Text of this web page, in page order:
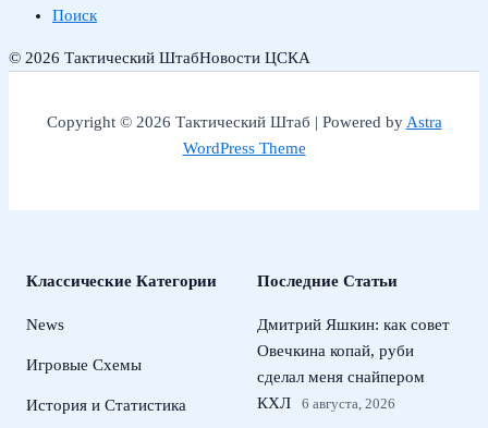
Поиск
© 2026 Тактический ШтабНовости ЦСКА
Copyright © 2026 Тактический Штаб | Powered byAstra
WordPress Theme
Классические Категории
News
Игровые Схемы
История и Статистика
Последние Статьи
Дмитрий Яшкин: как совет
Овечкина копай, руби
сделал меня снайпером
КХЛ
6 августа, 2026